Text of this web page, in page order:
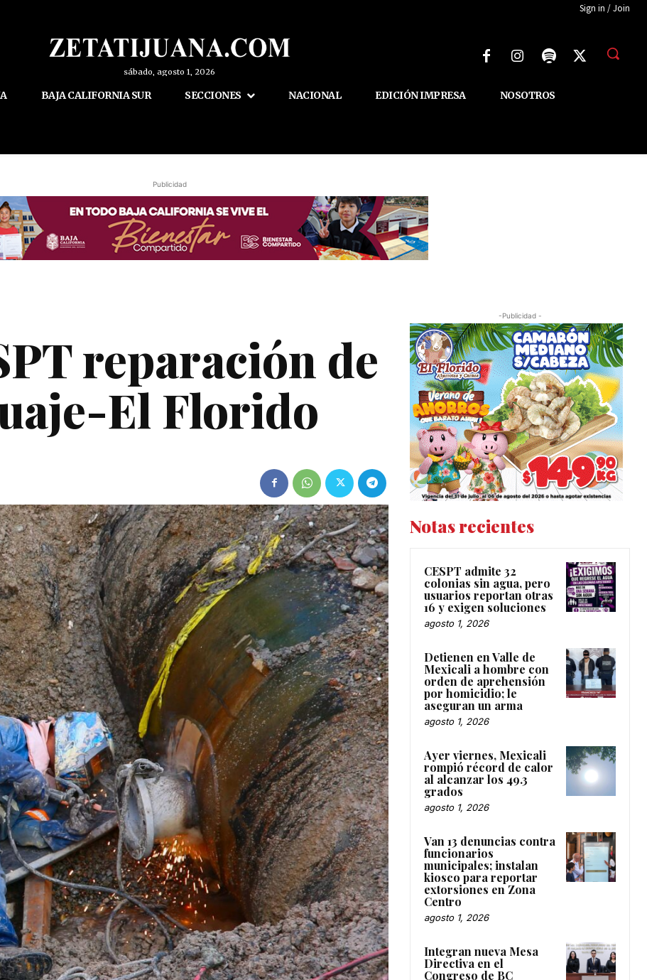
Sign in / Join
sábado, agosto 1, 2026
BAJA CALIFORNIA SUR SECCIONES NACIONAL EDICIÓN IMPRESA NOSOTROS
Publicidad
reparación de
El Florido
-Publicidad -
Notas recientes
CESPT admite 32
colonias sin agua, pero
usuarios reportan otras
16 y exigen soluciones
agosto 1, 2026
Detienen en Valle de
Mexicali a hombre con
orden de aprehensión
por homicidio; le
aseguran un arma
agosto 1, 2026
Ayer viernes, Mexicali
rompió récord de calor
al alcanzar los 49.3
grados
agosto 1, 2026
Van 13 denuncias contra
funcionarios
municipales; instalan
kiosco para reportar
extorsiones en Zona
Centro
agosto 1, 2026
Integran nueva Mesa
Directiva en el
Congreso de BC